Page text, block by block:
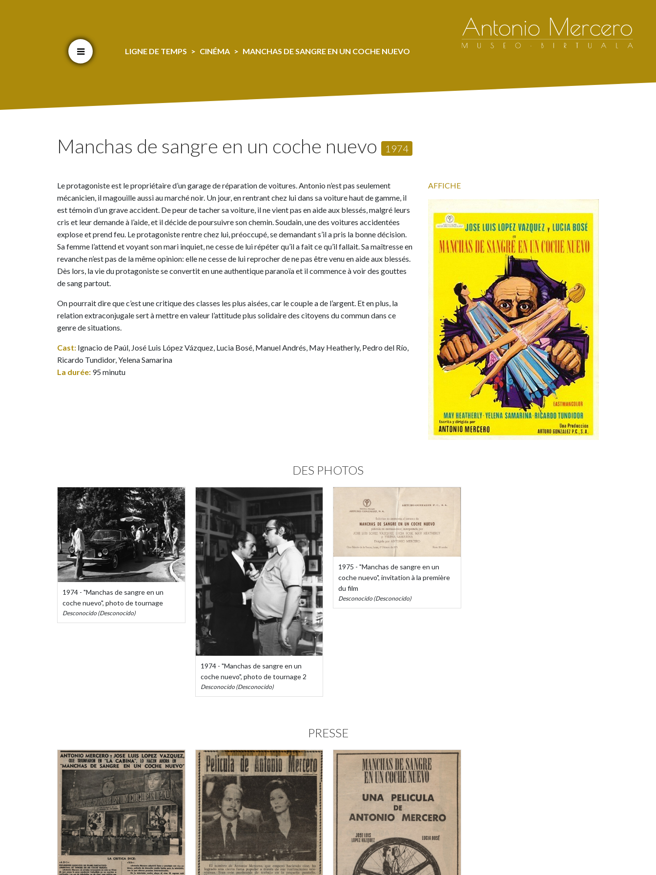
LIGNE DE TEMPS CINÉMA MANCHAS DE SANGRE EN UN COCHE NUEVO
Manchas de sangre en un coche nuevo 1974
Le protagoniste est le propriétaire d’un garage de réparation de voitures. Antonio n’est pas seulement
mécanicien, il magouille aussi au marché noir. Un jour, en rentrant chez lui dans sa voiture haut de gamme, il
est témoin d’un grave accident. De peur de tacher sa voiture, il ne vient pas en aide aux blessés, malgré leurs
cris et leur demande à l’aide, et il décide de poursuivre son chemin. Soudain, une des voitures accidentées
explose et prend feu. Le protagoniste rentre chez lui, préoccupé, se demandant s’il a pris la bonne décision.
Sa femme l’attend et voyant son mari inquiet, ne cesse de lui répéter qu’il a fait ce qu’il fallait. Sa maîtresse en
revanche n’est pas de la même opinion: elle ne cesse de lui reprocher de ne pas être venu en aide aux blessés.
Dès lors, la vie du protagoniste se convertit en une authentique paranoïa et il commence à voir des gouttes
de sang partout.
On pourrait dire que c’est une critique des classes les plus aisées, car le couple a de l’argent. Et en plus, la
relation extraconjugale sert à mettre en valeur l’attitude plus solidaire des citoyens du commun dans ce
genre de situations.
Cast: Ignacio de Paúl, José Luis López Vázquez, Lucia Bosé, Manuel Andrés, May Heatherly, Pedro del Río,
Ricardo Tundidor, Yelena Samarina
La durée: 95 minutu
AFFICHE
DES PHOTOS
1974 - "Manchas de sangre en un
coche nuevo", photo de tournage
Desconocido (Desconocido)
1974 - "Manchas de sangre en un
coche nuevo", photo de tournage 2
Desconocido (Desconocido)
1975 - "Manchas de sangre en un
coche nuevo", invitation à la première
du film
Desconocido (Desconocido)
PRESSE